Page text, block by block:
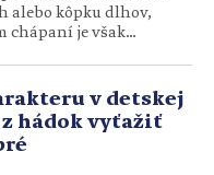
alebo kôpku dlhov,
chápaní je však
generácia čerstvých
svedectvom
v detskej
z hádok vyťažiť